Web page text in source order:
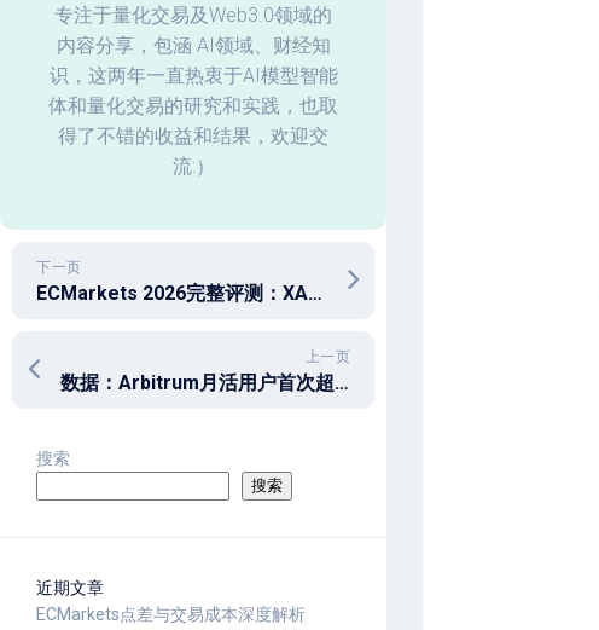
专注于量化交易及Web3.0领域的
内容分享，包涵 AI领域、财经知
识，这两年一直热衷于AI模型智能
体和量化交易的研究和实践，也取
得了不错的收益和结果，欢迎交
流:）
下一页
ECMarkets 2026完整评测：XAUUSD交易者为什么选它？
上一页
数据：Arbitrum月活用户首次超越以太坊
搜索
搜索
近期文章
ECMarkets点差与交易成本深度解析